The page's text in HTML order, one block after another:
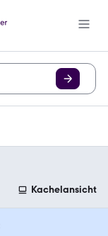
Kachelansicht